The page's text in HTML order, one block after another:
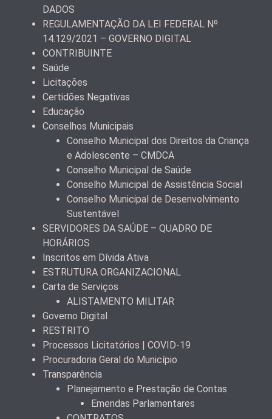
DADOS
REGULAMENTAÇÃO DA LEI FEDERAL Nº
14.129/2021 – GOVERNO DIGITAL
CONTRIBUINTE
Saúde
Licitações
Certidões Negativas
Educação
Conselhos Municipais
Conselho Municipal dos Direitos da Criança
e Adolescente – CMDCA
Conselho Municipal de Saúde
Conselho Municipal de Assistência Social
Conselho Municipal de Desenvolvimento
Sustentável
SERVIDORES DA SAÚDE – QUADRO DE
HORÁRIOS
Inscritos em Dívida Ativa
ESTRUTURA ORGANIZACIONAL
Carta de Serviços
ALISTAMENTO MILITAR
Governo Digital
RESTRITO
Processos Licitatórios | COVID-19
Procuradoria Geral do Município
Transparência
Planejamento e Prestação de Contas
Emendas Parlamentares